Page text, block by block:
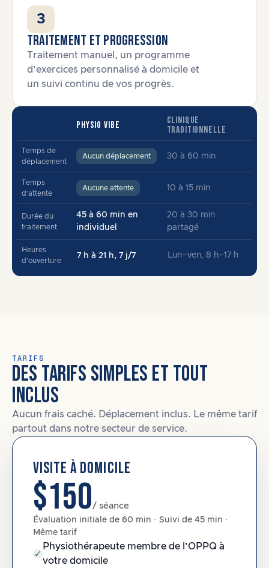
3
Traitement et progression
Traitement manuel, un programme
d’exercices personnalisé à domicile et
un suivi continu de vos progrès.
PHYSIO VIBE
CLINIQUE
TRADITIONNELLE
Temps de
déplacement
Aucun déplacement 30 à 60 min
Temps
d’attente
Aucune attente 10 à 15 min
Durée du
traitement
45 à 60 min en
individuel
20 à 30 min
partagé
Heures
d’ouverture
7 h à 21 h, 7 j/7 Lun–ven, 8 h–17 h
TARIFS
DES TARIFS SIMPLES ET TOUT
INCLUS
Aucun frais caché. Déplacement inclus. Le même tarif
partout dans notre secteur de service.
VISITE À DOMICILE
$150/ séance
Évaluation initiale de 60 min · Suivi de 45 min ·
Même tarif
Physiothérapeute membre de l’OPPQ à
votre domicile